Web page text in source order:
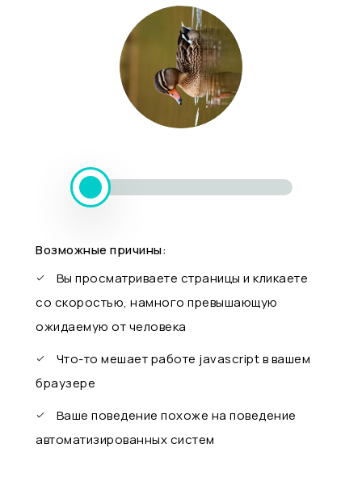
Возможные причины:
Вы просматриваете страницы и кликаете
со скоростью, намного превышающую
ожидаемую от человека
Что-то мешает работе javascript в вашем
браузере
Ваше поведение похоже на поведение
автоматизированных систем